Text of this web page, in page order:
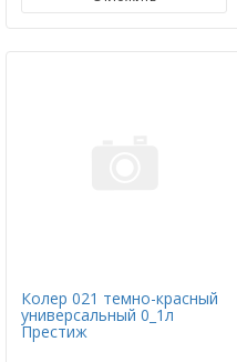
Колер 021 темно-красный
универсальный 0_1л
Престиж